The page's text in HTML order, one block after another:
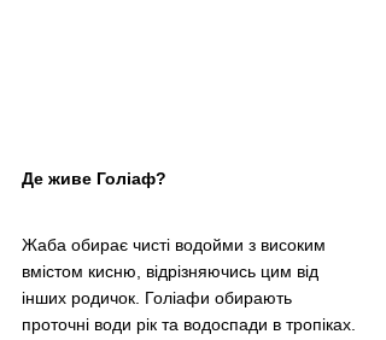
Де живе Голіаф?
Жаба обирає чисті водойми з високим
вмістом кисню, відрізняючись цим від
інших родичок. Голіафи обирають
проточні води рік та водоспади в тропіках.